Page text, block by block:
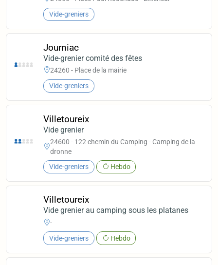
Vide-greniers
Journiac
Vide-grenier comité des fêtes
24260 - Place de la mairie
Vide-greniers
Villetoureix
Vide grenier
24600 - 122 chemin du Camping - Camping de la
dronne
Vide-greniers Hebdo
Villetoureix
Vide grenier au camping sous les platanes
-
Vide-greniers Hebdo